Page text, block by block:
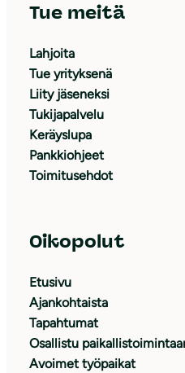
Tue meitä
Lahjoita
Tue yrityksenä
Liity jäseneksi
Tukijapalvelu
Keräyslupa
Pankkiohjeet
Toimitusehdot
Oikopolut
Etusivu
Ajankohtaista
Tapahtumat
Osallistu
Avoimet työpaikat